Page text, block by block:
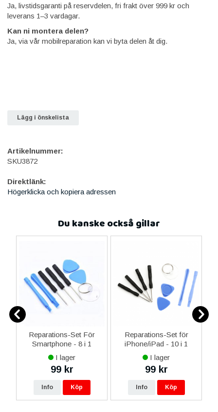
Ja, livstidsgaranti på reservdelen, fri frakt över 999 kr och
leverans 1–3 vardagar.
Kan ni montera delen?
Ja, via vår mobilreparation kan vi byta delen åt dig.
Lägg i önskelista
Artikelnummer:
SKU3872
Direktlänk:
Högerklicka och kopiera adressen
Du kanske också gillar
Reparations-Set För
Smartphone - 8 i 1
I lager
99 kr
Info Köp
Reparations-Set för
iPhone/iPad - 10 i 1
I lager
99 kr
Info Köp